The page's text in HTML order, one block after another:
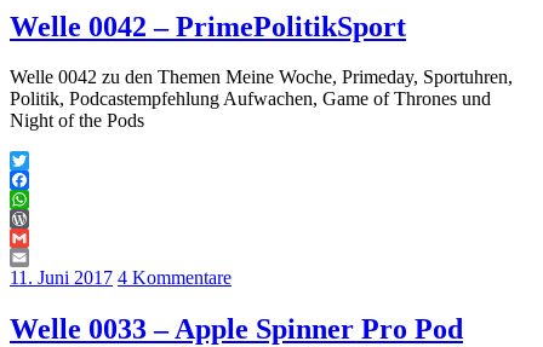
Welle 0042 – PrimePolitikSport
Welle 0042 zu den Themen Meine Woche, Primeday, Sportuhren,
Politik, Podcastempfehlung Aufwachen, Game of Thrones und
Night of the Pods
Twitter
Facebook
WhatsApp
WordPress
Gmail
Email
11. Juni 2017 4 Kommentare
Welle 0033 – Apple Spinner Pro Pod